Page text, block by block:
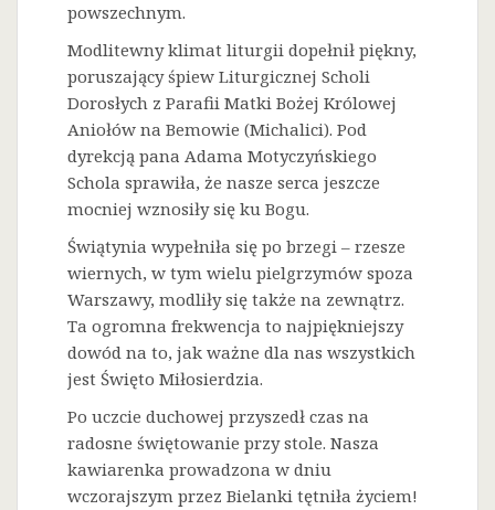
powszechnym.
Modlitewny klimat liturgii dopełnił piękny,
poruszający śpiew Liturgicznej Scholi
Dorosłych z Parafii Matki Bożej Królowej
Aniołów na Bemowie (Michalici). Pod
dyrekcją pana Adama Motyczyńskiego
Schola sprawiła, że nasze serca jeszcze
mocniej wznosiły się ku Bogu.
Świątynia wypełniła się po brzegi – rzesze
wiernych, w tym wielu pielgrzymów spoza
Warszawy, modliły się także na zewnątrz.
Ta ogromna frekwencja to najpiękniejszy
dowód na to, jak ważne dla nas wszystkich
jest Święto Miłosierdzia.
Po uczcie duchowej przyszedł czas na
radosne świętowanie przy stole. Nasza
kawiarenka prowadzona w dniu
wczorajszym przez Bielanki tętniła życiem!